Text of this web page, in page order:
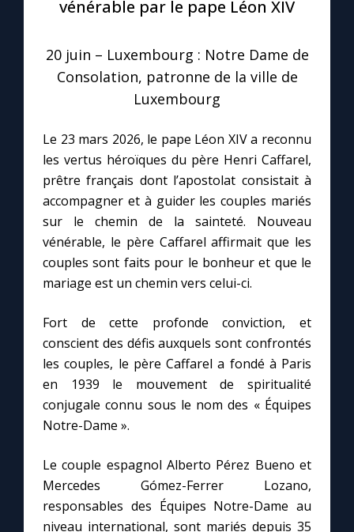
Le site internet
Prier au quotidien
Avec Thérèse de Lisieux
L'Évangile chaque jour
Les premiers samedis du mois
Marie qui défait les nœuds
Me consacrer à Jésus par Marie
Mes intentions de prière
Une Minute avec Marie
Une neuvaine
vénérable par le pape Léon XIV
20 juin – Luxembourg : Notre Dame de
Consolation, patronne de la ville de
Luxembourg
Le 23 mars 2026, le pape Léon XIV a reconnu
les vertus héroïques du père Henri Caffarel,
prêtre français dont l’apostolat consistait à
accompagner et à guider les couples mariés
sur le chemin de la sainteté. Nouveau
vénérable, le père Caffarel affirmait que les
couples sont faits pour le bonheur et que le
mariage est un chemin vers celui-ci.
Fort de cette profonde conviction, et
conscient des défis auxquels sont confrontés
les couples, le père Caffarel a fondé à Paris
en 1939 le mouvement de spiritualité
conjugale connu sous le nom des « Équipes
Notre-Dame ».
Le couple espagnol Alberto Pérez Bueno et
Mercedes Gómez-Ferrer Lozano,
responsables des Équipes Notre-Dame au
niveau international, sont mariés depuis 35